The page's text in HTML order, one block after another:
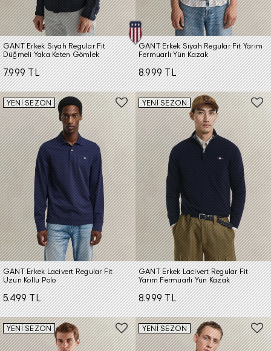
GANT Erkek Siyah Regular Fit
Düğmeli Yaka Keten Gömlek
7.999 TL
GANT Erkek Siyah Regular Fit Yarım
Fermuarlı Yün Kazak
8.999 TL
YENİ SEZON
GANT Erkek Lacivert Regular Fit
Uzun Kollu Polo
5.499 TL
YENİ SEZON
GANT Erkek Lacivert Regular Fit
Yarım Fermuarlı Yün Kazak
8.999 TL
YENİ SEZON YENİ SEZON